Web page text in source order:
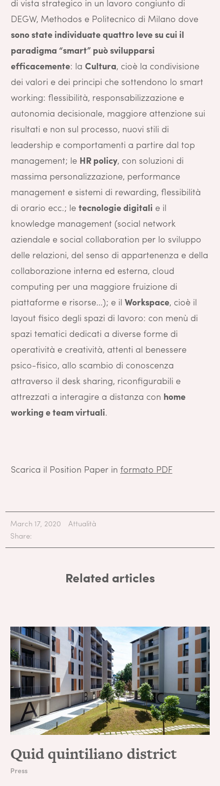
di vista strategico in un lavoro congiunto di
DEGW, Methodos e Politecnico di Milano dove
sono state individuate quattro leve su cui il
paradigma “smart” può svilupparsi
efficacemente: la Cultura, cioè la condivisione
dei valori e dei principi che sottendono lo smart
working: flessibilità, responsabilizzazione e
autonomia decisionale, maggiore attenzione sui
risultati e non sul processo, nuovi stili di
leadership e comportamenti a partire dal top
management; le HR policy, con soluzioni di
massima personalizzazione, performance
management e sistemi di rewarding, flessibilità
di orario ecc.; le tecnologie digitali e il
knowledge management (social network
aziendale e social collaboration per lo sviluppo
delle relazioni, del senso di appartenenza e della
collaborazione interna ed esterna, cloud
computing per una maggiore fruizione di
piattaforme e risorse…); e il Workspace, cioè il
layout fisico degli spazi di lavoro: con menù di
spazi tematici dedicati a diverse forme di
operatività e creatività, attenti al benessere
psico-fisico, allo scambio di conoscenza
attraverso il desk sharing, riconfigurabili e
attrezzati a interagire a distanza con home
working e team virtuali.
Scarica il Position Paper in formato PDF
March 17, 2020
Attualità
Share:
Related articles
Quid quintiliano district
Press